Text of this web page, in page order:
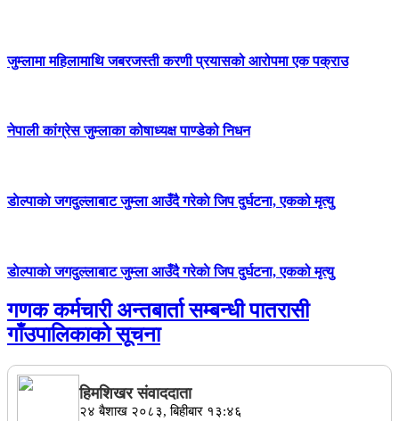
जुम्लामा महिलामाथि जबरजस्ती करणी प्रयासको आरोपमा एक पक्राउ
नेपाली कांग्रेस जुम्लाका कोषाध्यक्ष पाण्डेको निधन
डाेल्पाकाे जगदुल्लाबाट जुम्ला आउँदै गरेकाे जिप दुर्घटना, एकको मृत्यु
डाेल्पाकाे जगदुल्लाबाट जुम्ला आउँदै गरेकाे जिप दुर्घटना, एकको मृत्यु
गणक कर्मचारी अन्तबार्ता सम्बन्धी पातरासी
गाँउपालिकाको सूचना
हिमशिखर संवाददाता
२४ बैशाख २०८३, बिहीबार १३:४६